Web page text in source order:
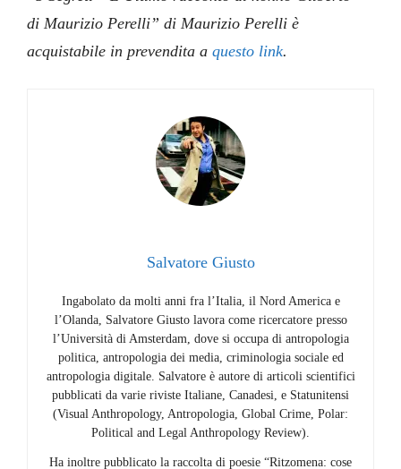
di Maurizio Perelli” di Maurizio Perelli è
acquistabile in prevendita aquesto link.
Salvatore Giusto
Ingabolato da molti anni fra l’Italia, il Nord America e
l’Olanda, Salvatore Giusto lavora come ricercatore presso
l’Università di Amsterdam, dove si occupa di antropologia
politica, antropologia dei media, criminologia sociale ed
antropologia digitale. Salvatore è autore di articoli scientifici
pubblicati da varie riviste Italiane, Canadesi, e Statunitensi
(Visual Anthropology, Antropologia, Global Crime, Polar:
Political and Legal Anthropology Review).
Ha inoltre pubblicato la raccolta di poesie “Ritzomena: cose